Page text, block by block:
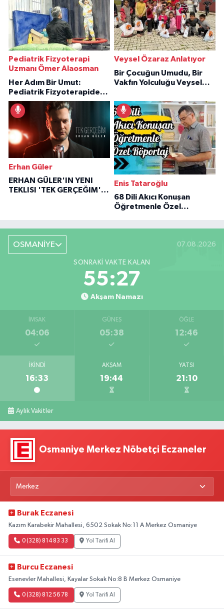
Pediatrik Fizyoterapi
Uzmanı Ömer Alaosman
Her Adım Bir Umut:
Pediatrik Fizyoterapiden
İlham Veren Hikâyeler
Veysel Özaraz Anlatıyor
Bir Çocuğun Umudu, Bir
Vakfın Yolculuğu Veysel
Erhan Güler
ERHAN GÜLER'IN YENI
TEKLISI 'TEK GERÇEĞIM'LE
Enis Tataroğlu
68 Dili Akıcı Konuşan
Öğretmenle Özel
OSMANİYE 07.08.2026
SONRAKI VAKTE KALAN
55:26
Akşam Namazı
İMSAK
04:06
GÜNEŞ
05:38
ÖĞLE
12:46
İKINDI
16:33
AKŞAM
19:44
YATSI
21:10
Aylık Vakitler
Osmaniye Merkez Nöbetçi Eczaneler
Burak Eczanesi
Kazım Karabekir Mahallesi, 6502 Sokak No:11 A Merkez Osmaniye
0 (328) 814 83 33 Yol Tarifi Al
Burcu Eczanesi
Esenevler Mahallesi, Kayalar Sokak No:8 B Merkez Osmaniye
0 (328) 812 56 78 Yol Tarifi Al